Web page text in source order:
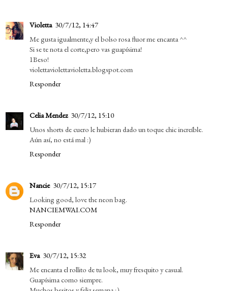
Violetta 30/7/12, 14:47
Me gusta igualmente,y el bolso rosa fluor me encanta ^^
Si se te nota el corte,pero vas guapísima!
1Beso!
violettaviolettavioletta.blogspot.com
Responder
Celia Mendez 30/7/12, 15:10
Unos shorts de cuero le hubieran dado un toque chic increíble.
Aún así, no está mal :)
Responder
Nancie 30/7/12, 15:17
Looking good, love the neon bag.
NANCIEMWAI.COM
Responder
Eva 30/7/12, 15:32
Me encanta el rollito de tu look, muy fresquito y casual.
Guapísima como siempre.